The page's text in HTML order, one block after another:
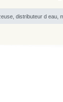
distributeur d eau,